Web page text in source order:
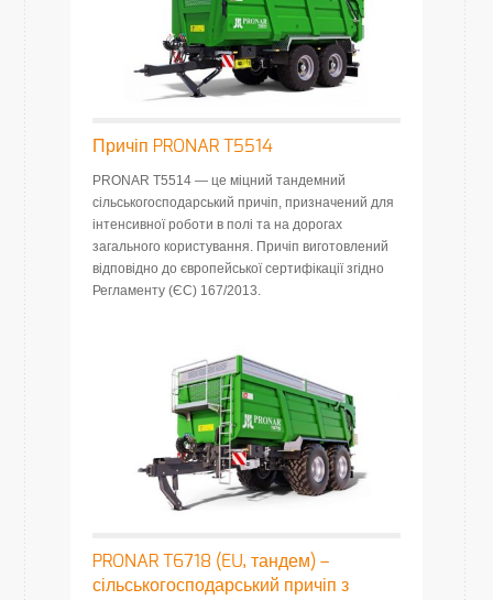
Причіп PRONAR T5514
PRONAR T5514 — це міцний тандемний
сільськогосподарський причіп, призначений для
інтенсивної роботи в полі та на дорогах
загального користування. Причіп виготовлений
відповідно до європейської сертифікації згідно
Регламенту (ЄС) 167/2013.
PRONAR T6718 (EU, тандем) –
сільськогосподарський причіп з